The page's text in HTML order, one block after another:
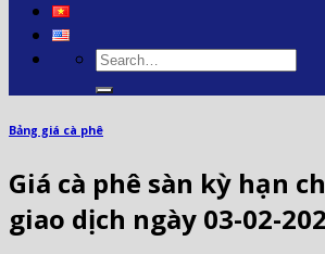
Bảng giá cà phê
Giá cà phê sàn kỳ hạn
giao dịch ngày 03-02-